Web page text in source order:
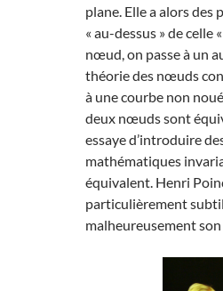
plane. Elle a alors
« au-dessus » de celle
nœud, on passe à un
théorie des nœuds
à une courbe non
deux nœuds sont
essaye d’introduire
mathématiques
équivalent. Henri
particulièrement
malheureusement